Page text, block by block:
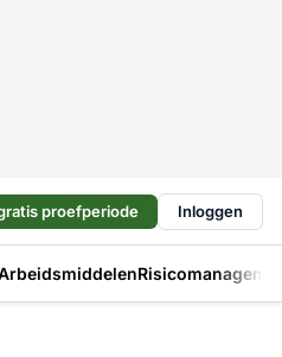
proefperiode Inloggen